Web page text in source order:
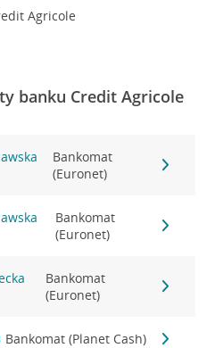
Agricole
banku Credit Agricole
Bankomat
(Euronet)
Bankomat
(Euronet)
Bankomat
(Euronet)
Bankomat (Planet Cash)